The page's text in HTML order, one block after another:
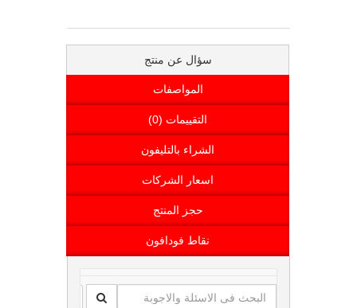
سؤال عن منتج
المواصفات
التقييمات (0)
الشراء بالتليفون
اسعار الشركات
حجز المنتج
نقاط فودافون